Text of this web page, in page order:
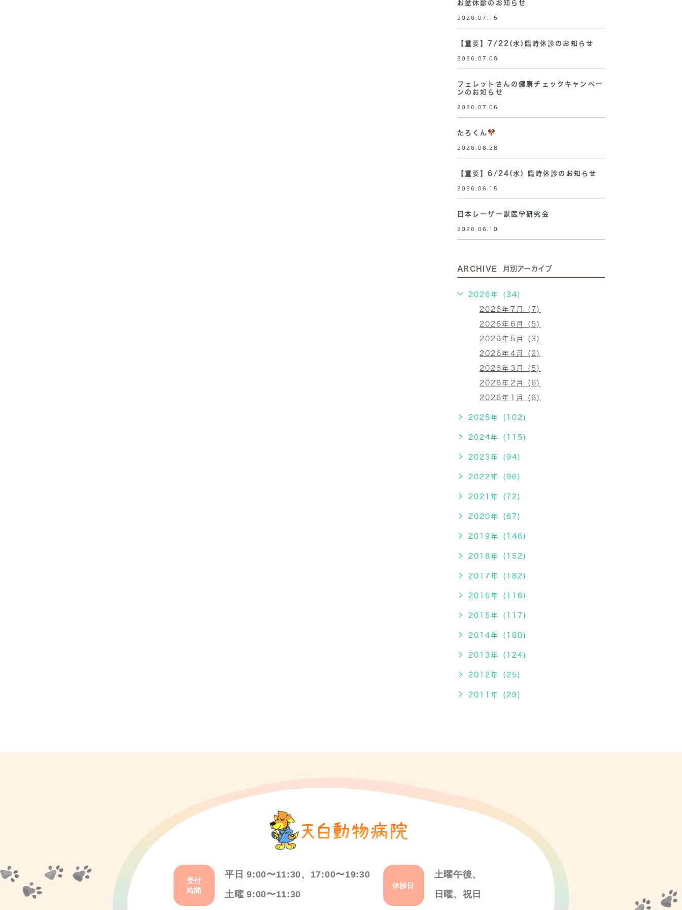
お盆休診のお知らせ
2026.07.15
【重要】7/22(水)臨時休診のお知らせ
2026.07.08
フェレットさんの健康チェックキャンペー
ンのお知らせ
2026.07.06
たろくん
2026.06.28
【重要】6/24(水) 臨時休診のお知らせ
2026.06.15
日本レーザー獣医学研究会
2026.06.10
ARCHIVE 月別アーカイブ
2026年 (34)
2026年7月 (7)
2026年6月 (5)
2026年5月 (3)
2026年4月 (2)
2026年3月 (5)
2026年2月 (6)
2026年1月 (6)
2025年 (102)
2024年 (115)
2023年 (94)
2022年 (96)
2021年 (72)
2020年 (67)
2019年 (146)
2018年 (152)
2017年 (182)
2016年 (116)
2015年 (117)
2014年 (180)
2013年 (124)
2012年 (25)
2011年 (29)
受付
時間
平日 9:00〜11:30、17:00〜19:30
土曜 9:00〜11:30
休診日
土曜午後、
日曜、祝日